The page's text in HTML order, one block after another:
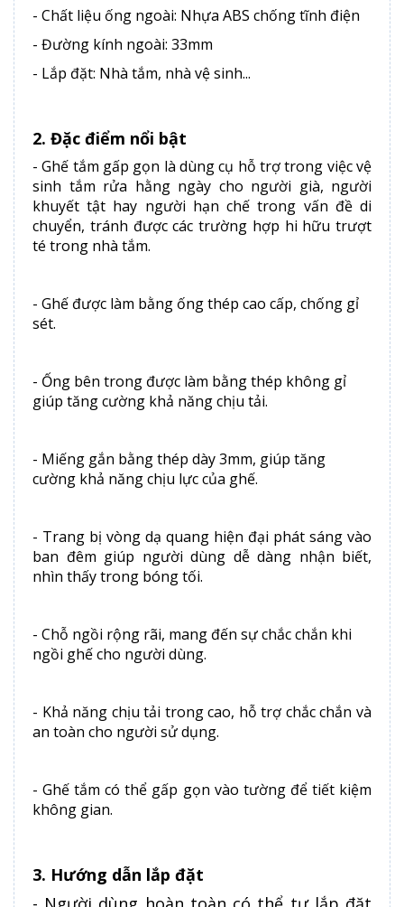
- Chất liệu ống ngoài: Nhựa ABS chống tĩnh điện
- Đường kính ngoài: 33mm
- Lắp đặt: Nhà tắm, nhà vệ sinh...
2. Đặc điểm nổi bật
- Ghế tắm gấp gọn là dùng cụ hỗ trợ trong việc vệ
sinh tắm rửa hằng ngày cho người già, người
khuyết tật hay người hạn chế trong vấn đề di
chuyển, tránh được các trường hợp hi hữu trượt
té trong nhà tắm.
- Ghế được làm bằng ống thép cao cấp, chống gỉ
sét.
- Ống bên trong được làm bằng thép không gỉ
giúp tăng cường khả năng chịu tải.
- Miếng gắn bằng thép dày 3mm, giúp tăng
cường khả năng chịu lực của ghế.
- Trang bị vòng dạ quang hiện đại phát sáng vào
ban đêm giúp người dùng dễ dàng nhận biết,
nhìn thấy trong bóng tối.
- Chỗ ngồi rộng rãi, mang đến sự chắc chắn khi
ngồi ghế cho người dùng.
- Khả năng chịu tải trong cao, hỗ trợ chắc chắn và
an toàn cho người sử dụng.
- Ghế tắm có thể gấp gọn vào tường để tiết kiệm
không gian.
3. Hướng dẫn lắp đặt